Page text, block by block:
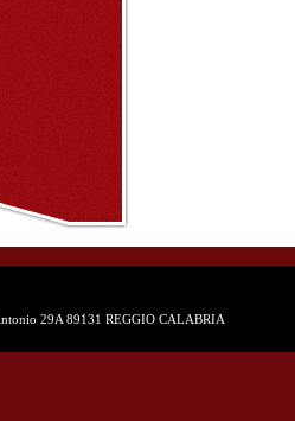
29A 89131 REGGIO CALABRIA